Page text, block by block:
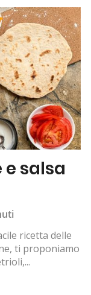
salsa
ricetta delle
ti proponiamo